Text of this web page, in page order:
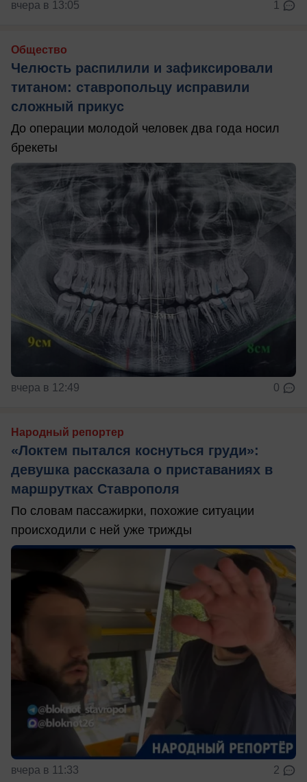
вчера в 13:05 1
Общество
Челюсть распилили и зафиксировали
титаном: ставропольцу исправили
сложный прикус
До операции молодой человек два года носил
брекеты
вчера в 12:49 0
Народный репортер
«Локтем пытался коснуться груди»:
девушка рассказала о приставаниях в
маршрутках Ставрополя
По словам пассажирки, похожие ситуации
происходили с ней уже трижды
вчера в 11:33 2